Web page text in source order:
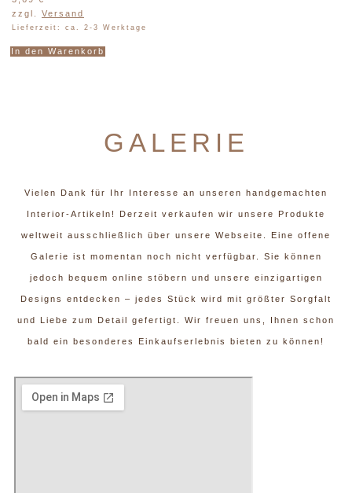
zzgl. Versand
Lieferzeit: ca. 2-3 Werktage
In den Warenkorb
GALERIE
Vielen Dank für Ihr Interesse an unseren handgemachten
Interior-Artikeln! Derzeit verkaufen wir unsere Produkte
weltweit ausschließlich über unsere Webseite. Eine offene
Galerie ist momentan noch nicht verfügbar. Sie können
jedoch bequem online stöbern und unsere einzigartigen
Designs entdecken – jedes Stück wird mit größter Sorgfalt
und Liebe zum Detail gefertigt. Wir freuen uns, Ihnen schon
bald ein besonderes Einkaufserlebnis bieten zu können!